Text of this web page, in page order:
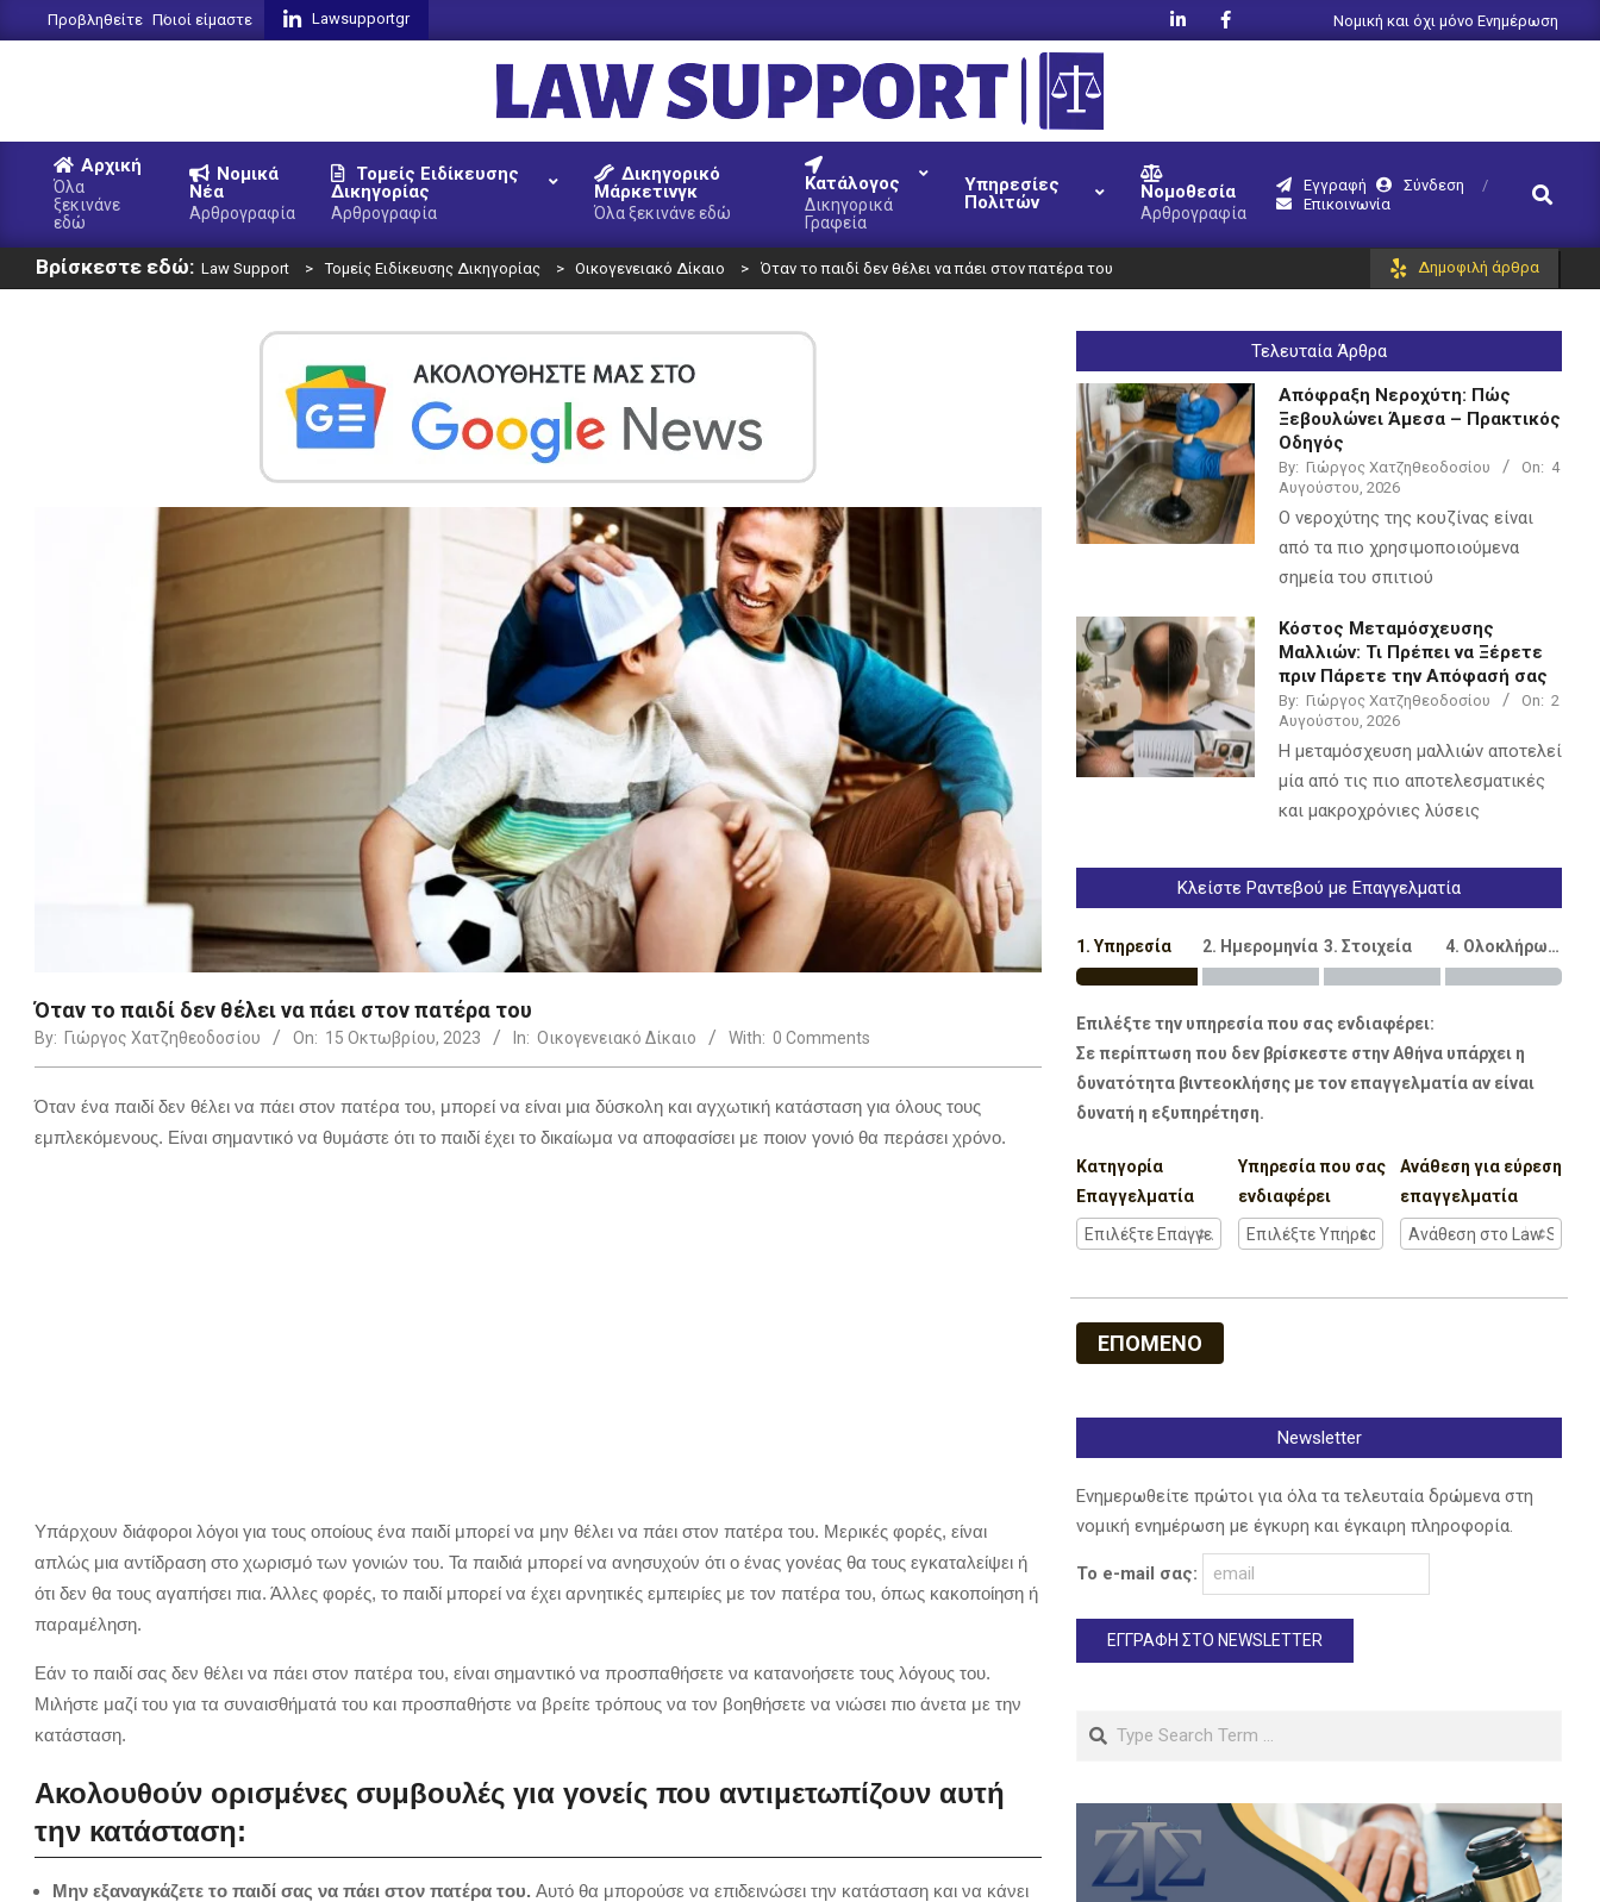
to
Προβληθείτε Ποιοί είμαστε Lawsupportgr Νομική και όχι μόνο Ενημέρωση
LAW
SUPPORT
Primary
Menu
Αρχική
Όλα
ξεκινάνε
εδώ
Νομικά
Νέα
Αρθρογραφία
Τομείς Ειδίκευσης
Δικηγορίας
Αρθρογραφία
Δικηγορικό
Μάρκετινγκ
Όλα ξεκινάνε εδώ
Κατάλογος
Δικηγορικά
Γραφεία
Υπηρεσίες
Πολιτών
Νομοθεσία
Αρθρογραφία
Εγγραφή
Σύνδεση
Επικοινωνία
Search
Βρίσκεστε εδώ: Law Support > Τομείς Ειδίκευσης Δικηγορίας > Οικογενειακό Δίκαιο > Όταν το παιδί δεν θέλει να πάει στον πατέρα του Δημοφιλή άρθρα
Όταν το παιδί δεν θέλει να πάει στον πατέρα του
By: Γιώργος Χατζηθεοδοσίου On: 15 Οκτωβρίου, 2023 In: Οικογενειακό Δίκαιο With: 0 Comments
Όταν ένα παιδί δεν θέλει να πάει στον πατέρα του, μπορεί να είναι μια δύσκολη και αγχωτική κατάσταση για όλους τους
εμπλεκόμενους. Είναι σημαντικό να θυμάστε ότι το παιδί έχει το δικαίωμα να αποφασίσει με ποιον γονιό θα περάσει χρόνο.
Υπάρχουν διάφοροι λόγοι για τους οποίους ένα παιδί μπορεί να μην θέλει να πάει στον πατέρα του. Μερικές φορές, είναι
απλώς μια αντίδραση στο χωρισμό των γονιών του. Τα παιδιά μπορεί να ανησυχούν ότι ο ένας γονέας θα τους εγκαταλείψει ή
ότι δεν θα τους αγαπήσει πια. Άλλες φορές, το παιδί μπορεί να έχει αρνητικές εμπειρίες με τον πατέρα του, όπως κακοποίηση ή
παραμέληση.
Εάν το παιδί σας δεν θέλει να πάει στον πατέρα του, είναι σημαντικό να προσπαθήσετε να κατανοήσετε τους λόγους του.
Μιλήστε μαζί του για τα συναισθήματά του και προσπαθήστε να βρείτε τρόπους να τον βοηθήσετε να νιώσει πιο άνετα με την
κατάσταση.
Ακολουθούν ορισμένες συμβουλές για γονείς που αντιμετωπίζουν αυτή
την κατάσταση:
Μην εξαναγκάζετε το παιδί σας να πάει στον πατέρα του. Αυτό θα μπορούσε να επιδεινώσει την κατάσταση και να κάνει
Τελευταία Άρθρα
Απόφραξη Νεροχύτη: Πώς
Ξεβουλώνει Άμεσα – Πρακτικός
Οδηγός
By: Γιώργος Χατζηθεοδοσίου On: 4
Αυγούστου, 2026
Ο νεροχύτης της κουζίνας είναι
από τα πιο χρησιμοποιούμενα
σημεία του σπιτιού
Κόστος Μεταμόσχευσης
Μαλλιών: Τι Πρέπει να Ξέρετε
πριν Πάρετε την Απόφασή σας
By: Γιώργος Χατζηθεοδοσίου On: 2
Αυγούστου, 2026
Η μεταμόσχευση μαλλιών αποτελεί
μία από τις πιο αποτελεσματικές
και μακροχρόνιες λύσεις
Κλείστε Ραντεβού με Επαγγελματία
1. Υπηρεσία 2. Ημερομηνία 3. Στοιχεία 4. Ολοκλήρωση
Επιλέξτε την υπηρεσία που σας ενδιαφέρει:
Σε περίπτωση που δεν βρίσκεστε στην Αθήνα υπάρχει η
δυνατότητα βιντεοκλήσης με τον επαγγελματία αν είναι
δυνατή η εξυπηρέτηση.
Κατηγορία
Επαγγελματία
Υπηρεσία που σας
ενδιαφέρει
Ανάθεση για εύρεση
επαγγελματία
ΕΠΟΜΕΝΟ
Newsletter
Ενημερωθείτε πρώτοι για όλα τα τελευταία δρώμενα στη
νομική ενημέρωση με έγκυρη και έγκαιρη πληροφορία.
Το e-mail σας:
Search